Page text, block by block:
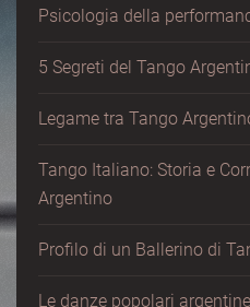
Psicologia della
5 Segreti del Tango
Legame tra Tango
Tango Italiano: Storia e
Argentino
Profilo di un Ballerino di
Le danze popolari